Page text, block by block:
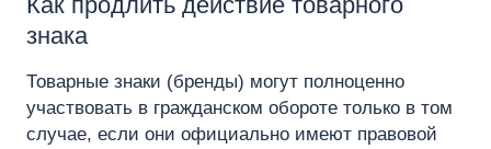
знака
Товарные знаки (бренды) могут полноценно
участвовать в гражданском обороте только в том
случае, если они официально имеют правовой